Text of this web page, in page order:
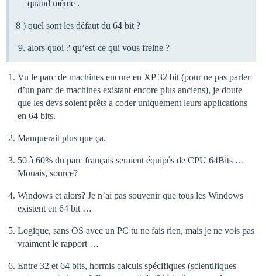
quand même .
8 ) quel sont les défaut du 64 bit ?
alors quoi ? qu’est-ce qui vous freine ?
Vu le parc de machines encore en XP 32 bit (pour ne pas parler
d’un parc de machines existant encore plus anciens), je doute
que les devs soient prêts a coder uniquement leurs applications
en 64 bits.
Manquerait plus que ça.
50 à 60% du parc français seraient équipés de CPU 64Bits …
Mouais, source?
Windows et alors? Je n’ai pas souvenir que tous les Windows
existent en 64 bit …
Logique, sans OS avec un PC tu ne fais rien, mais je ne vois pas
vraiment le rapport …
Entre 32 et 64 bits, hormis calculs spécifiques (scientifiques